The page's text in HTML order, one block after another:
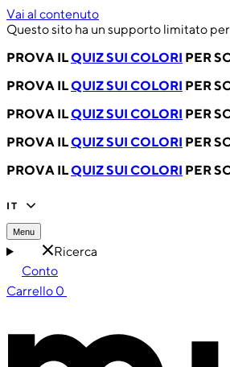
Vai al contenuto
Questo sito ha un supporto limitato
PROVA ILQUIZ SUI COLORI PER
PROVA ILQUIZ SUI COLORI PER
PROVA ILQUIZ SUI COLORI PER
PROVA ILQUIZ SUI COLORI PER
PROVA ILQUIZ SUI COLORI PER
IT
Menu
Ricerca
Conto
Carrello 0